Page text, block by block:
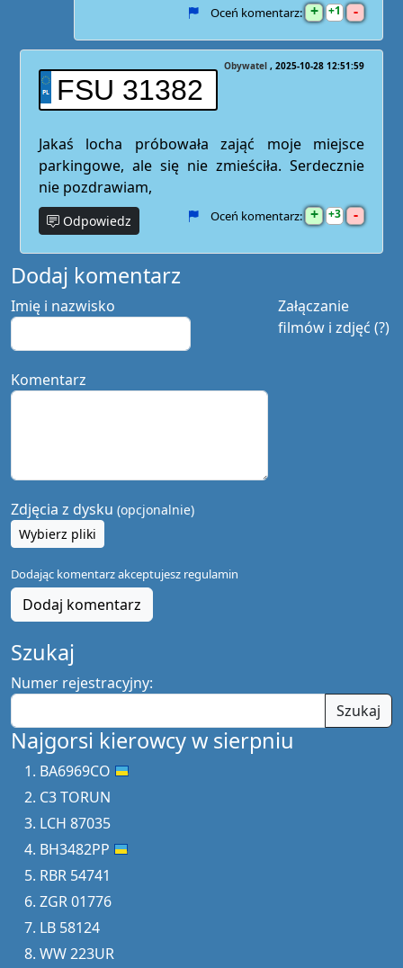
Oceń komentarz: + 1 -
FSU 31382
Obywatel 2025-10-28 12:51:59
Jakaś locha próbowała zająć moje miejsce
parkingowe, ale się nie zmieściła. Serdecznie
nie pozdrawiam,
Odpowiedz Oceń komentarz: + 3 -
Dodaj komentarz
Załączanie
filmów i zdjęć (?)
Imię i nazwisko
Komentarz
Zdjęcia z dysku (opcjonalnie)
Wybierz pliki
Dodając komentarz akceptujesz regulamin
Dodaj komentarz
Szukaj
Numer rejestracyjny:
Szukaj
Najgorsi kierowcy w sierpniu
BA6969CO
C3 TORUN
LCH 87035
BH3482PP
RBR 54741
ZGR 01776
LB 58124
WW 223UR